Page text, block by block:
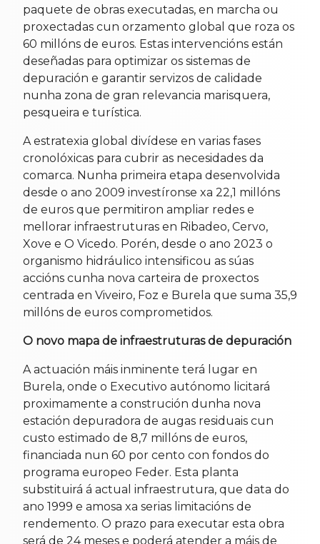
paquete de obras executadas, en marcha ou
proxectadas cun orzamento global que roza os
60 millóns de euros. Estas intervencións están
deseñadas para optimizar os sistemas de
depuración e garantir servizos de calidade
nunha zona de gran relevancia marisquera,
pesqueira e turística.
A estratexia global divídese en varias fases
cronolóxicas para cubrir as necesidades da
comarca. Nunha primeira etapa desenvolvida
desde o ano 2009 investíronse xa 22,1 millóns
de euros que permitiron ampliar redes e
mellorar infraestruturas en Ribadeo, Cervo,
Xove e O Vicedo. Porén, desde o ano 2023 o
organismo hidráulico intensificou as súas
accións cunha nova carteira de proxectos
centrada en Viveiro, Foz e Burela que suma 35,9
millóns de euros comprometidos.
O novo mapa de infraestruturas de depuración
A actuación máis inminente terá lugar en
Burela, onde o Executivo autónomo licitará
proximamente a construción dunha nova
estación depuradora de augas residuais cun
custo estimado de 8,7 millóns de euros,
financiada nun 60 por cento con fondos do
programa europeo Feder. Esta planta
substituirá á actual infraestrutura, que data do
ano 1999 e amosa xa serias limitacións de
rendemento. O prazo para executar esta obra
será de 24 meses e poderá atender a máis de